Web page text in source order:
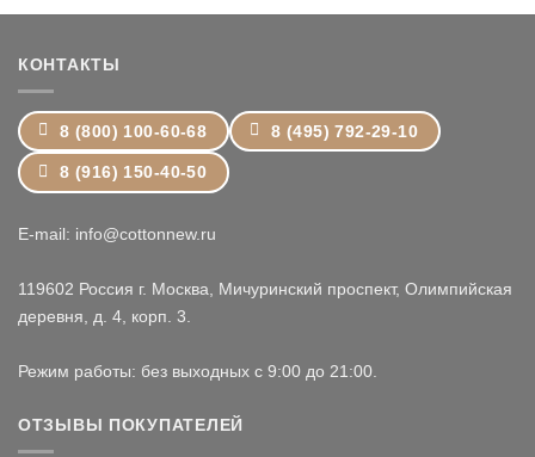
–
КОНТАКТЫ
8 (800) 100-60-68 8 (495) 792-29-10
8 (916) 150-40-50
E-mail: info@cottonnew.ru
119602 Россия г. Москва, Мичуринский проспект, Олимпийская
деревня, д. 4, корп. 3.
Режим работы: без выходных с 9:00 до 21:00.
ОТЗЫВЫ ПОКУПАТЕЛЕЙ